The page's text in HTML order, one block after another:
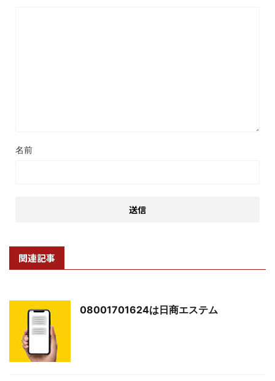
名前
関連記事
08001701624は日商エステム